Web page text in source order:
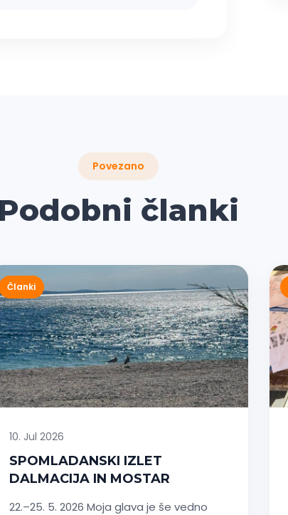
Povezano
Podobni članki
Članki
10. Jul 2026
SPOMLADANSKI IZLET
DALMACIJA IN MOSTAR
22.–25. 5. 2026 Moja glava je še vedno